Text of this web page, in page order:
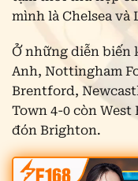
mình là Chelsea và
Ở những diễn biến
Anh, Nottingham
Brentford,
Town 4-0 còn
đón Brighton.